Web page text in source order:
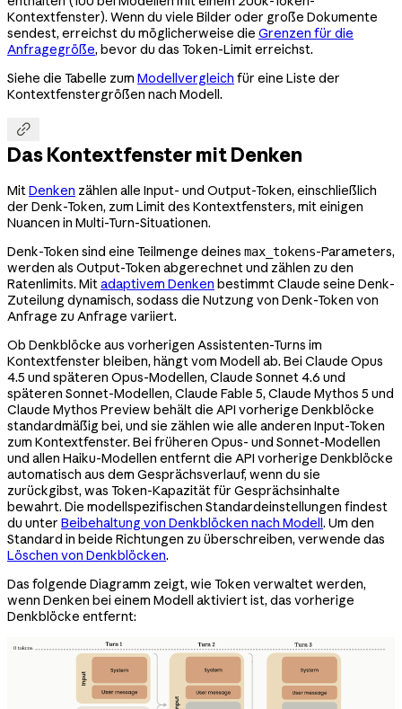
Kontextfenster). Wenn du viele Bilder oder große Dokumente
sendest, erreichst du möglicherweise die Grenzen für die
Anfragegröße, bevor du das Token-Limit erreichst.
Siehe die Tabelle zum Modellvergleich für eine Liste der
Kontextfenstergrößen nach Modell.

Das Kontextfenster mit Denken
MitDenken zählen alle Input- und Output-Token, einschließlich
der Denk-Token, zum Limit des Kontextfensters, mit einigen
Nuancen in Multi-Turn-Situationen.
Denk-Token sind eine Teilmenge deines max_tokens-Parameters,
werden als Output-Token abgerechnet und zählen zu den
Ratenlimits. Mitadaptivem Denken bestimmt Claude seine Denk-
Zuteilung dynamisch, sodass die Nutzung von Denk-Token von
Anfrage zu Anfrage variiert.
Ob Denkblöcke aus vorherigen Assistenten-Turns im
Kontextfenster bleiben, hängt vom Modell ab. Bei Claude Opus
4.5 und späteren Opus-Modellen, Claude Sonnet 4.6 und
späteren Sonnet-Modellen, Claude Fable 5, Claude Mythos 5 und
Claude Mythos Preview behält die API vorherige Denkblöcke
standardmäßig bei, und sie zählen wie alle anderen Input-Token
zum Kontextfenster. Bei früheren Opus- und Sonnet-Modellen
und allen Haiku-Modellen entfernt die API vorherige Denkblöcke
automatisch aus dem Gesprächsverlauf, wenn du sie
zurückgibst, was Token-Kapazität für Gesprächsinhalte
bewahrt. Die modellspezifischen Standardeinstellungen findest
du unter Beibehaltung von Denkblöcken nach Modell. Um den
Standard in beide Richtungen zu überschreiben, verwende das
Löschen von Denkblöcken.
Das folgende Diagramm zeigt, wie Token verwaltet werden,
wenn Denken bei einem Modell aktiviert ist, das vorherige
Denkblöcke entfernt: